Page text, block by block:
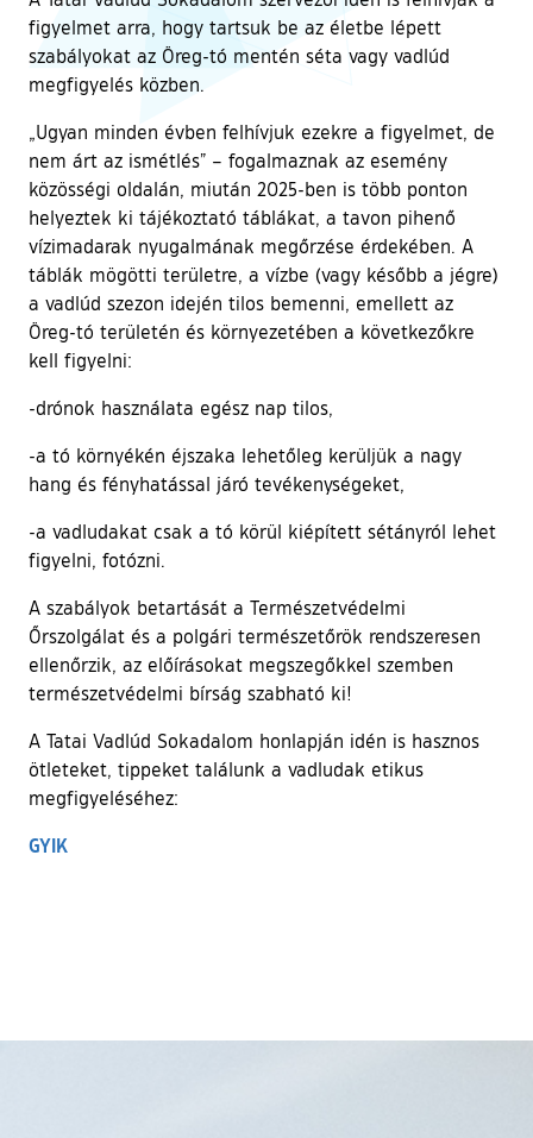
figyelmet arra, hogy tartsuk be az életbe lépett
szabályokat az Öreg-tó mentén séta vagy vadlúd
megfigyelés közben.
„Ugyan minden évben felhívjuk ezekre a figyelmet, de
nem árt az ismétlés” – fogalmaznak az esemény
közösségi oldalán, miután 2025-ben is több ponton
helyeztek ki tájékoztató táblákat, a tavon pihenő
vízimadarak nyugalmának megőrzése érdekében. A
táblák mögötti területre, a vízbe (vagy később a jégre)
a vadlúd szezon idején tilos bemenni, emellett az
Öreg-tó területén és környezetében a következőkre
kell figyelni:
-drónok használata egész nap tilos,
-a tó környékén éjszaka lehetőleg kerüljük a nagy
hang és fényhatással járó tevékenységeket,
-a vadludakat csak a tó körül kiépített sétányról lehet
figyelni, fotózni.
A szabályok betartását a Természetvédelmi
Őrszolgálat és a polgári természetőrök rendszeresen
ellenőrzik, az előírásokat megszegőkkel szemben
természetvédelmi bírság szabható ki!
A Tatai Vadlúd Sokadalom honlapján idén is hasznos
ötleteket, tippeket találunk a vadludak etikus
megfigyeléséhez:
GYIK